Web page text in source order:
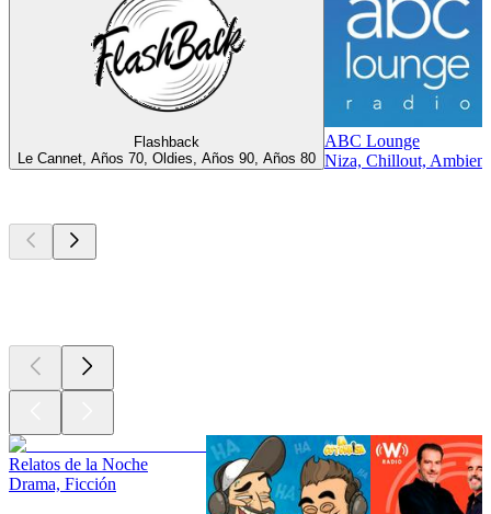
Flashback
Le Cannet, Años 70, Oldies, Años 90, Años 80
ABC Lounge
Niza, Chillout,
Relatos de la Noche
Drama, Ficción